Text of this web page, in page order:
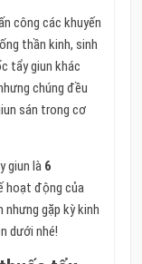
công các khuyến
thần kinh, sinh
tẩy giun khác
chúng đều
sán trong cơ
giun là 6
hoạt động của
gặp kỳ kinh
dưới nhé!